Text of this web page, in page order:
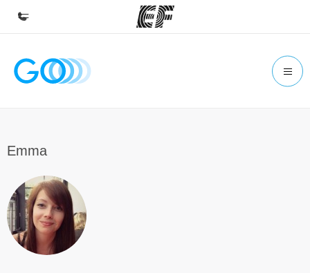
Accueil
Trouver un bureau
A propos de nous
Qui sommes-nous ?
Emma